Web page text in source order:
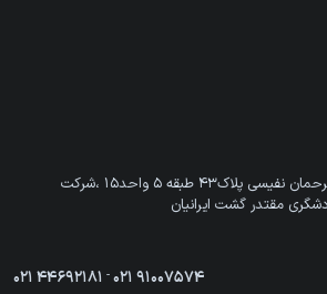
تهران بلوار شهید عبدالرحمان نفیسی پلاک43 طبقه 5 واحد15 ،شرکت
مقتدر گشت ایرانیان
021 44692181 -021 91007574